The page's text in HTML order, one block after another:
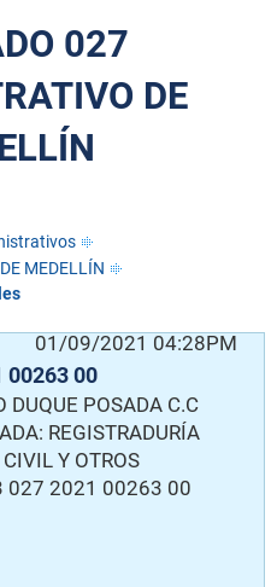
027
DE
MEDELLÍN
01/09/2021 04:28PM
00263 00
DUQUE POSADA C.C
REGISTRADURÍA
Y OTROS
027 2021 00263 00